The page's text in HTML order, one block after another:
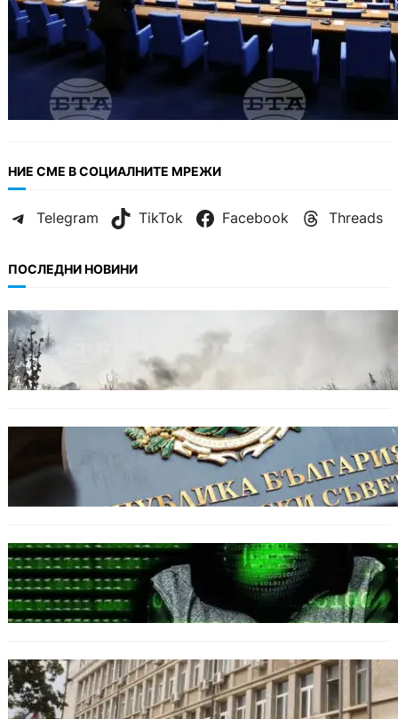
НИЕ СМЕ В СОЦИАЛНИТЕ МРЕЖИ
Telegram TikTok Facebook Threads
ПОСЛЕДНИ НОВИНИ
Пожарите в България не спират: 141
огнища за последното денонощие.
БЪЛГАРИЯ
Кабинетът прие нов статут за професиите в
спортната подготовка
БЪЛГАРИЯ
Разкриха дългогодишен пробив в
държавни информационни системи
ОБЩЕСТВО
Домашният арест на шофьора, обвинен за
смъртта на моторист, остава в сила